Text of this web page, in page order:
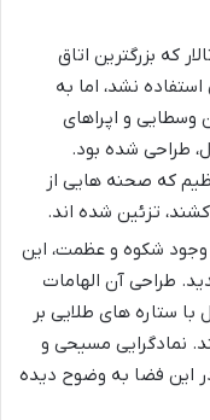
که بزرگترین اتاق
نشد، اما به
وسطایی و اپراهای
طراحی شده بود.
که صحنه هایی از
تزئین شده اند.
وجود شکوه و عظمت، این
طراحی آن الهامات
ستاره های طلایی بر
نمادگرایی مسیحی و
این فضا به وضوح دیده